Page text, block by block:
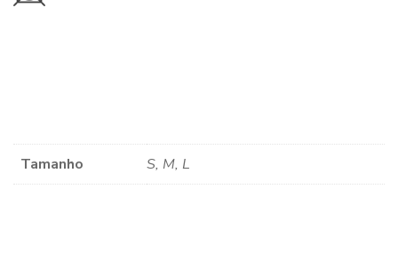
Tamanho S, M, L